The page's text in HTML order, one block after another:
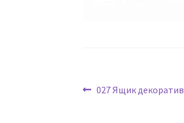
Навигация
Предыдущая
027 Ящик